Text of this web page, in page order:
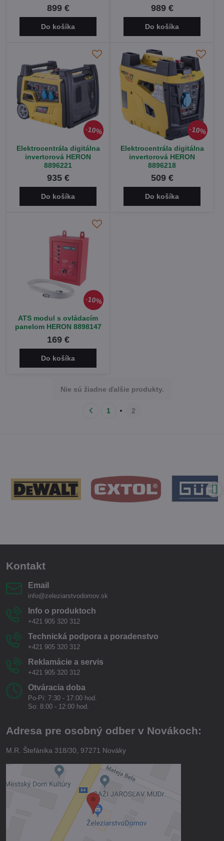
899 €
Do košíka
989 €
Do košíka
10%
Elektrocentrála digitálna
invertorová HERON
8896221
935 €
Do košíka
10%
Elektrocentrála digitálna
invertorová HERON
8896218
509 €
Do košíka
10%
ATS modul s ovládacím
panelom HERON 8898147
169 €
Do košíka
Nie sú žiadne ďalšie produkty.
1 2
Kontakt
Email
info@zeleziarstvodomov.sk
Info o produktoch
+421 905 320 312
Technická podpora a poradenstvo
+421 905 320 312
Reklamácie a servis
+421 905 320 312
Otváracia doba
Po-Pi: 7:30 - 17:00 hod.
So: 8:00 - 12:00 hod.
Adresa pre osobný odber v Novákoch:
M.R. Štefánika 318/30, 97271 Nováky